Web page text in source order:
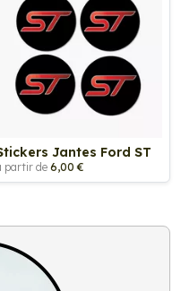
Jantes Ford ST
partir de6,00 €